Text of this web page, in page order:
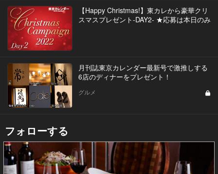
【Happy Christmas!】東カレから豪華クリ
スマスプレゼント-DAY2- ★応募は本日のみ
月刊誌東京カレンダー最新号で激推しする
6店のディナーをプレゼント！
グルメ
フォローする